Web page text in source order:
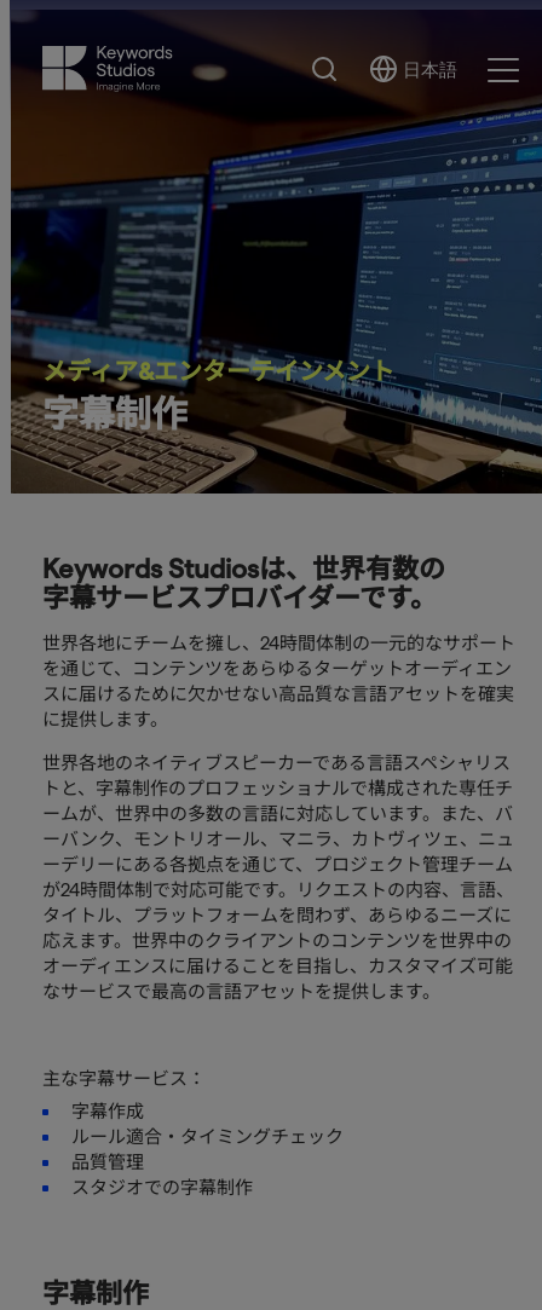
検
Select
Language
日本語
メディア&エンターテインメント
字幕制作
Keywords Studiosは、世界有数の
字幕サービスプロバイダーです。
世界各地にチームを擁し、24時間体制の一元的なサポート
を通じて、コンテンツをあらゆるターゲットオーディエン
スに届けるために欠かせない高品質な言語アセットを確実
に提供します。
世界各地のネイティブスピーカーである言語スペシャリス
トと、字幕制作のプロフェッショナルで構成された専任チ
ームが、世界中の多数の言語に対応しています。また、バ
ーバンク、モントリオール、マニラ、カトヴィツェ、ニュ
ーデリーにある各拠点を通じて、プロジェクト管理チーム
が24時間体制で対応可能です。リクエストの内容、言語、
タイトル、プラットフォームを問わず、あらゆるニーズに
応えます。世界中のクライアントのコンテンツを世界中の
オーディエンスに届けることを目指し、カスタマイズ可能
なサービスで最高の言語アセットを提供します。
主な字幕サービス：
字幕作成
ルール適合・タイミングチェック
品質管理
スタジオでの字幕制作
字幕制作